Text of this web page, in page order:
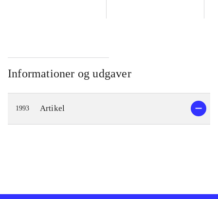
Informationer og udgaver
1993 Artikel